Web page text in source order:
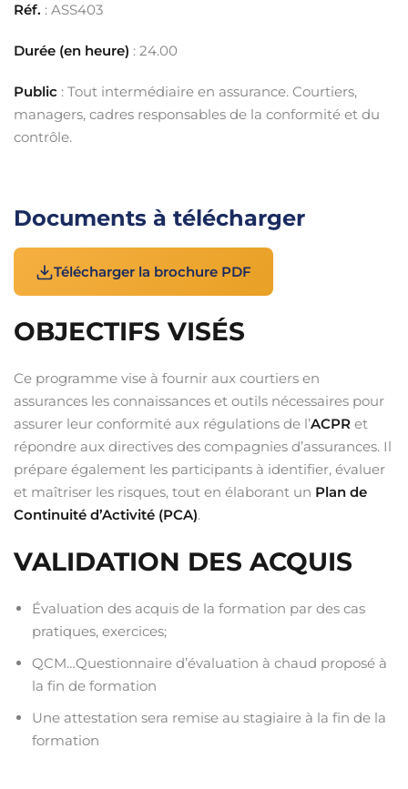
Réf. : ASS403
Durée (en heure) : 24.00
Public : Tout intermédiaire en assurance. Courtiers,
managers, cadres responsables de la conformité et du
contrôle.
Documents à télécharger
Télécharger la brochure PDF
OBJECTIFS VISÉS
Ce programme vise à fournir aux courtiers en
assurances les connaissances et outils nécessaires pour
assurer leur conformité aux régulations de l’ACPR et
répondre aux directives des compagnies d’assurances. Il
prépare également les participants à identifier, évaluer
et maîtriser les risques, tout en élaborant un Plan de
Continuité d’Activité (PCA).
VALIDATION DES ACQUIS
Évaluation des acquis de la formation par des cas
pratiques, exercices;
QCM…Questionnaire d’évaluation à chaud proposé à
la fin de formation
Une attestation sera remise au stagiaire à la fin de la
formation